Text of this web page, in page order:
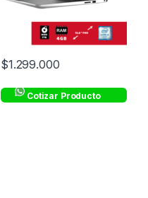
$1.299.000
Cotizar Producto